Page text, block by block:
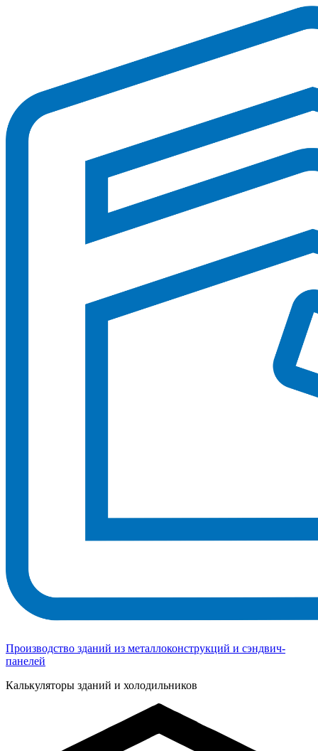
Производство зданий из металлоконструкций и сэндвич-
панелей
Калькуляторы зданий и холодильников